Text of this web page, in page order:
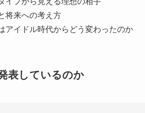
将来への考え方
アイドル時代からどう変わったのか
表しているのか